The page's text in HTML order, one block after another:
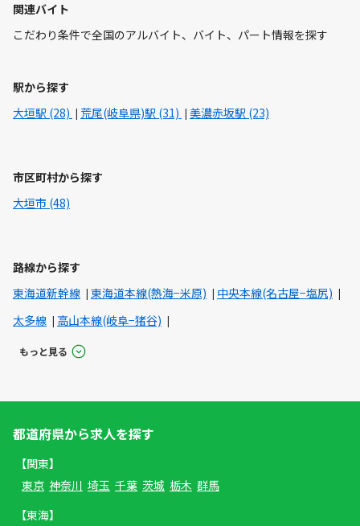
関連バイト
こだわり条件で全国のアルバイト、バイト、パート情報を探す
駅から探す
大垣駅 (28)
荒尾(岐阜県)駅 (31) 美濃赤坂駅 (23)
市区町村から探す
大垣市 (48)
路線から探す
東海道新幹線
東海道本線(熱海−米原)
中央本線(名古屋−塩尻)
太多線
高山本線(岐阜−猪谷)
もっと見る
都道府県から求人を探す
【関東】
東京 神奈川 埼玉 千葉 茨城 栃木 群馬
【東海】